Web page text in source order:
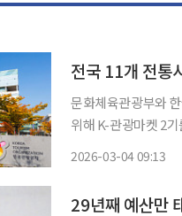
전국 11개 전통
문화체육관광부와
위해 K-관광마켓 2기를 선정하고
2026-03-04 09:13